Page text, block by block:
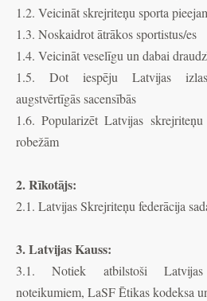
1.2. Veicināt skrejriteņu sporta
1.3. Noskaidrot ātrākos sportistus/es
1.4. Veicināt veselīgu un dabai
1.5. Dot iespēju Latvijas
augstvērtīgās sacensībās
1.6. Popularizēt Latvijas
robežām
2. Rīkotājs:
2.1. Latvijas Skrejriteņu federācija
3. Latvijas Kauss:
3.1. Notiek atbilstoši Latvijas
noteikumiem, LaSF Ētikas kodeksa